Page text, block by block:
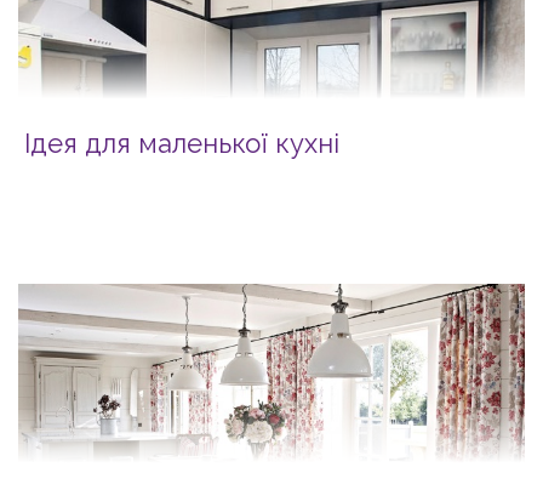
Ідея для маленької кухні